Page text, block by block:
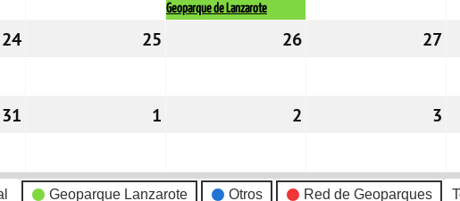
Geoparque de Lanzarote
2424/03/2026 25 2626/03/2026 27
31 1 2 3
Geoparque Lanzarote Otros Red de Geoparques